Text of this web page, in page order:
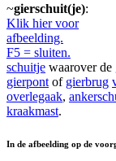
~gierschuit(je):
Klik hier voor
afbeelding.
F5 = sluiten.
schuitje waarover de
gierpont of gierbrug
overlegaak,
kraakmast.
In de afbeelding op de